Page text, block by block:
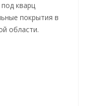
кварц
покрытия в
области.